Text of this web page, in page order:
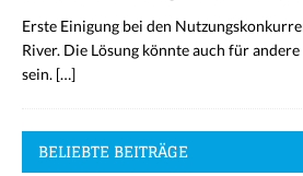
Erste Einigung bei den
River. Die Lösung könnte auch für
sein. […]
BELIEBTE BEITRÄGE